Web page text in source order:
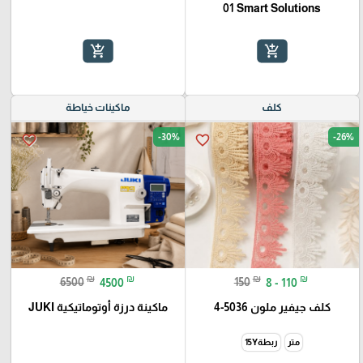
01 Smart Solutions
add_shopping_cart
add_shopping_cart
كلف
favorite_border -26%
150 ₪ 8 - 110 ₪
كلف جيفير ملون 5036-4
متر ربطة15Y
ماكينات خياطة
favorite_border -30%
6500 ₪ 4500 ₪
ماكينة درزة أوتوماتيكية JUKI